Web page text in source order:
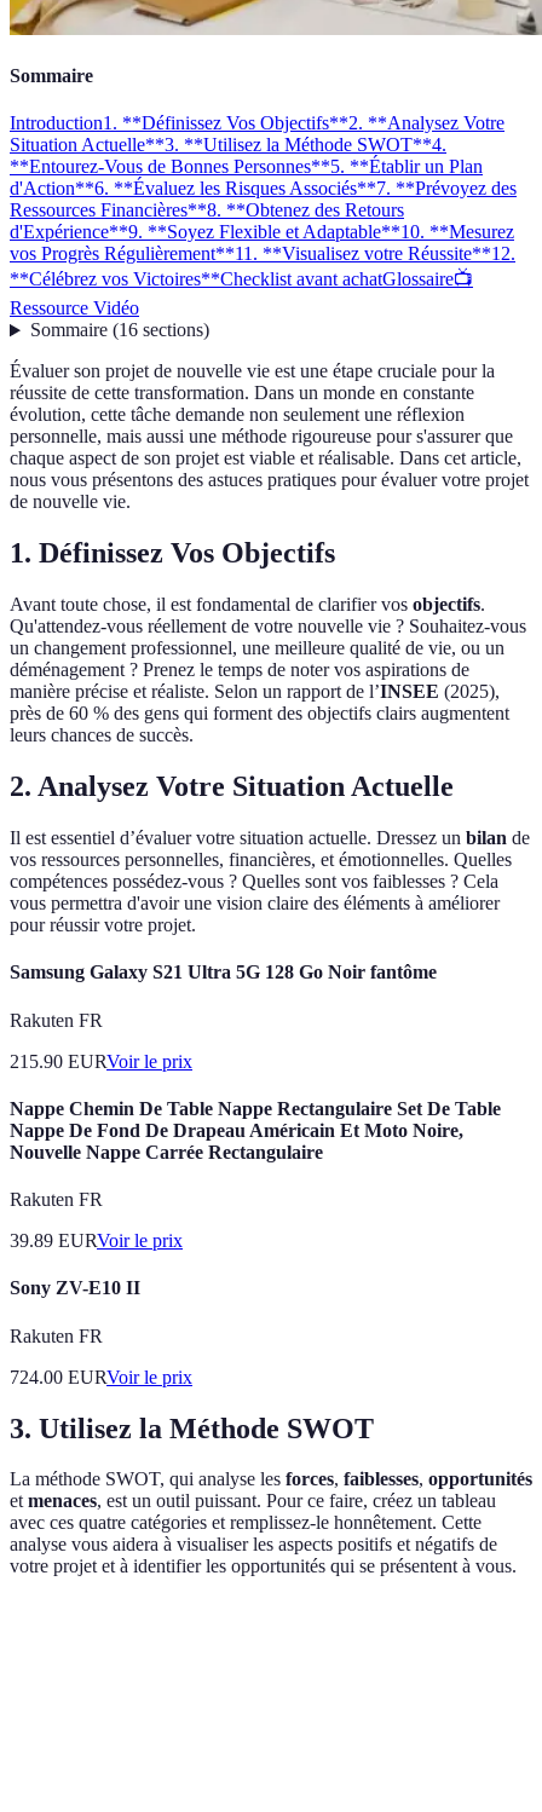
Sommaire
Introduction1. **Définissez Vos Objectifs**2. **Analysez Votre
Situation Actuelle**3. **Utilisez la Méthode SWOT**4.
**Entourez-Vous de Bonnes Personnes**5. **Établir un Plan
d'Action**6. **Évaluez les Risques Associés**7. **Prévoyez des
Ressources Financières**8. **Obtenez des Retours
d'Expérience**9. **Soyez Flexible et Adaptable**10. **Mesurez
vos Progrès Régulièrement**11. **Visualisez votre Réussite**12.
**Célébrez vos Victoires**Checklist avant achatGlossaire📺
Ressource Vidéo
Sommaire(16 sections)
Évaluer son projet de nouvelle vie est une étape cruciale pour la
réussite de cette transformation. Dans un monde en constante
évolution, cette tâche demande non seulement une réflexion
personnelle, mais aussi une méthode rigoureuse pour s'assurer que
chaque aspect de son projet est viable et réalisable. Dans cet article,
nous vous présentons des astuces pratiques pour évaluer votre projet
de nouvelle vie.
1. Définissez Vos Objectifs
Avant toute chose, il est fondamental de clarifier vos objectifs.
Qu'attendez-vous réellement de votre nouvelle vie ? Souhaitez-vous
un changement professionnel, une meilleure qualité de vie, ou un
déménagement ? Prenez le temps de noter vos aspirations de
manière précise et réaliste. Selon un rapport de l’INSEE (2025),
près de 60 % des gens qui forment des objectifs clairs augmentent
leurs chances de succès.
2. Analysez Votre Situation Actuelle
Il est essentiel d’évaluer votre situation actuelle. Dressez un bilan de
vos ressources personnelles, financières, et émotionnelles. Quelles
compétences possédez-vous ? Quelles sont vos faiblesses ? Cela
vous permettra d'avoir une vision claire des éléments à améliorer
pour réussir votre projet.
Samsung Galaxy S21 Ultra 5G 128 Go Noir fantôme
Rakuten FR
215.90 EURVoir le prix
Nappe Chemin De Table Nappe Rectangulaire Set De Table
Nappe De Fond De Drapeau Américain Et Moto Noire,
Nouvelle Nappe Carrée Rectangulaire
Rakuten FR
39.89 EURVoir le prix
Sony ZV-E10 II
Rakuten FR
724.00 EURVoir le prix
3. Utilisez la Méthode SWOT
La méthode SWOT, qui analyse les forces, faiblesses, opportunités
etmenaces, est un outil puissant. Pour ce faire, créez un tableau
avec ces quatre catégories et remplissez-le honnêtement. Cette
analyse vous aidera à visualiser les aspects positifs et négatifs de
votre projet et à identifier les opportunités qui se présentent à vous.